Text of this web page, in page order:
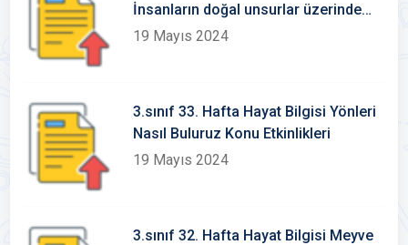
İnsanların doğal unsurlar üzerinde
ekileri Konu Etkinlikleri
19 Mayıs 2024
3.sınıf 33. Hafta Hayat Bilgisi Yönleri
Nasıl Buluruz Konu Etkinlikleri
19 Mayıs 2024
3.sınıf 32. Hafta Hayat Bilgisi Meyve